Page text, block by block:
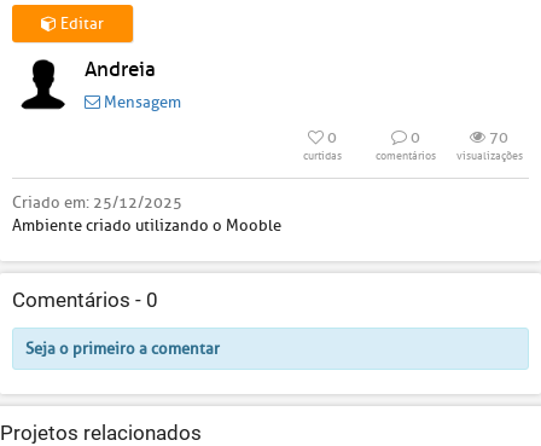
Editar
Andreia
Mensagem
0
curtidas
0
comentários
70
visualizações
Criado em: 25/12/2025
Ambiente criado utilizando o Mooble
Comentários - 0
Seja o primeiro a comentar
Projetos relacionados